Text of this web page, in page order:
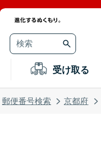
受け取る
郵便番号検索 京都府